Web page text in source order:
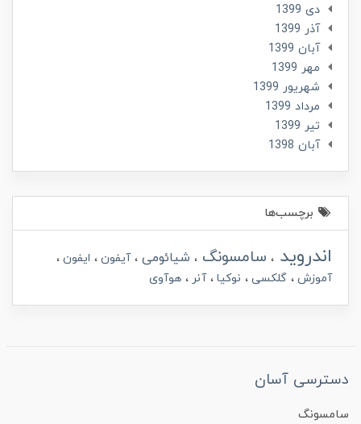
دی 1399
آذر 1399
آبان 1399
مهر 1399
شهریور 1399
مرداد 1399
تير 1399
آبان 1398
برچسب‌ها
اندروید سامسونگ شیائومی آیفون
ایفون
آموزش
گلکسی نوکیا آنر هوآوی
دسترسی آسان
سامسونگ